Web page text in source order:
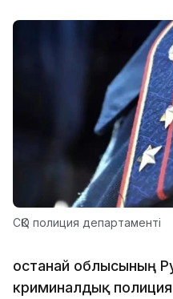
СҚО полиция департаменті
Қостанай облысының
криминалдық полиция